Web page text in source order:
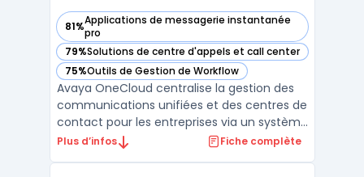
81%Applications de messagerie instantanée
pro
— voir Avaya OneCloud dans cette catégorie
79%Solutions de centre d'appels et call center
— voir Avaya OneCloud dans cette catégorie
75%Outils de Gestion de Workflow
— voir Avaya OneCloud dans cette catégorie
Avaya OneCloud centralise la gestion des
communications unifiées et des centres de
contact pour les entreprises via un système
d’abonnement. Les organisations disposent
Plus d’infos Fiche complète